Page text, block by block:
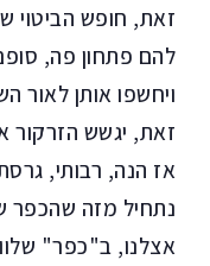
זאת, חופש הביטוי
להם פתחון פה,
ויחשפו אותן לאור
זאת, יגשש הזרקור
אז הנה, רבותי,
נתחיל מזה שהכפר
אצלנו, ב"כפר"